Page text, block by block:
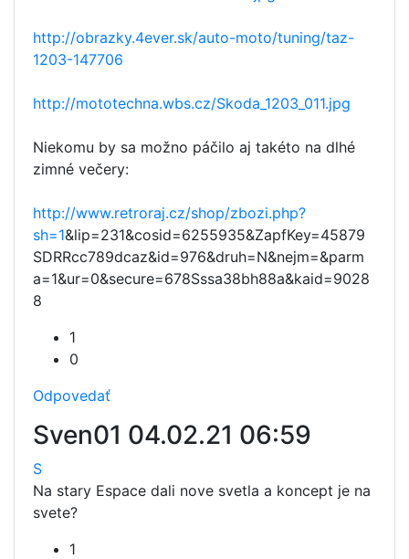
http://obrazky.4ever.sk/auto-moto/tuning/taz-
1203-147706
http://mototechna.wbs.cz/Skoda_1203_011.jpg
Niekomu by sa možno páčilo aj takéto na dlhé
zimné večery:
http://www.retroraj.cz/shop/zbozi.php?
sh=1&lip=231&cosid=6255935&ZapfKey=45879
SDRRcc789dcaz&id=976&druh=N&nejm=&parm
a=1&ur=0&secure=678Sssa38bh88a&kaid=9028
8
1
0
Odpovedať
Sven01 04.02.21 06:59
S
Na stary Espace dali nove svetla a koncept je na
svete?
1